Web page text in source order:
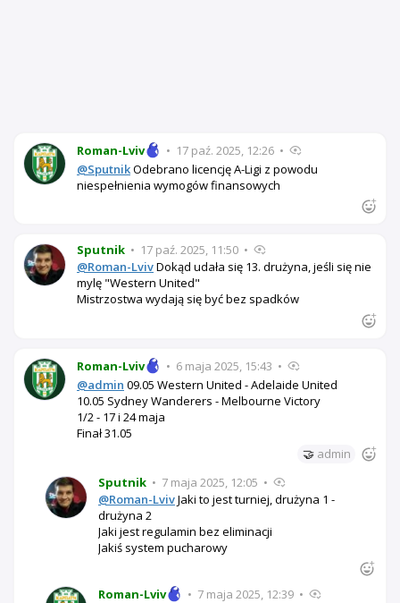
Roman-Lviv • 17 paź. 2025, 12:26 •
@SputnikOdebrano licencję A-Ligi z powodu
niespełnienia wymogów finansowych
Sputnik • 17 paź. 2025, 11:50 •
@Roman-LvivDokąd udała się 13. drużyna, jeśli się nie
mylę "Western United"
Mistrzostwa wydają się być bez spadków
Roman-Lviv • 6 maja 2025, 15:43 •
@admin 09.05 Western United - Adelaide United
10.05 Sydney Wanderers - Melbourne Victory
1/2 - 17 i 24 maja
Finał 31.05
🤝 admin
Sputnik • 7 maja 2025, 12:05 •
@Roman-LvivJaki to jest turniej, drużyna 1 -
drużyna 2
Jaki jest regulamin bez eliminacji
Jakiś system pucharowy
Roman-Lviv • 7 maja 2025, 12:39 •